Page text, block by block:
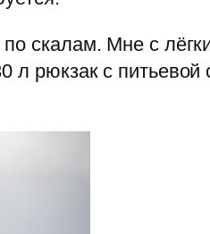
скалам. Мне с
рюкзак с питьевой